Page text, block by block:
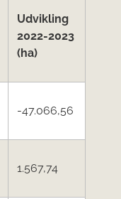
Udvikling
2022-2023
(ha)
-47.066,56
1.567,74